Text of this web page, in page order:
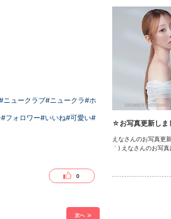
ニュークラブ#ニュークラ#ホ
#フォロワー#いいね#可愛い#
0
次へ
☆お写真更新し
えなさんのお写真更
｀) えなさんのお写